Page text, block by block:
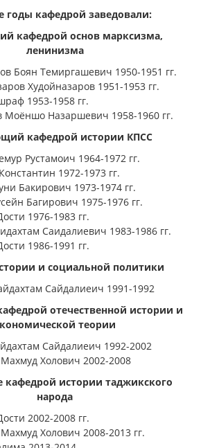
годы кафедрой заведовали:
кафедрой основ марксизма,
ленинизма
Боян Темиргашевич 1950-1951 гг.
Худойназаров 1951-1953 гг.
1953-1958 гг.
Моёншо Назаршевич 1958-1960 гг.
кафедрой истории КПСС
Рустамоич 1964-1972 гг.
1972-1973 гг.
Бакирович 1973-1974 гг.
Багирович 1975-1976 гг.
1976-1983 гг.
Саидалиевич 1983-1986 гг.
1986-1991 гг.
и социальной политики
Сайдалиеич 1991-1992
отечественной истории и
теории
Сайдалиеич 1992-2002
Холович 2002-2008
истории таджикского
народа
2002-2008 гг.
Холович 2008-2013 гг.